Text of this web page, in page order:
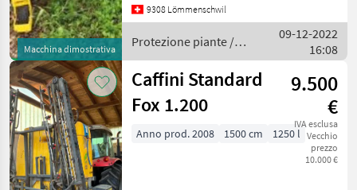
Macchina dimostrativa
con irroratore da 400 mm,
9308 Lömmenschwil
Protezione piante /
Caffini
09-12-2022
16:08
Caffini Standard
Fox 1.200
9.500
€
IVA esclusa
Vecchio
prezzo
10.000 €
Anno prod. 2008 1500 cm 1250 l